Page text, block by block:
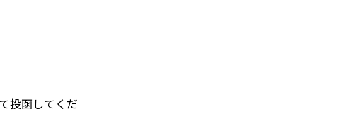
投函してくだ